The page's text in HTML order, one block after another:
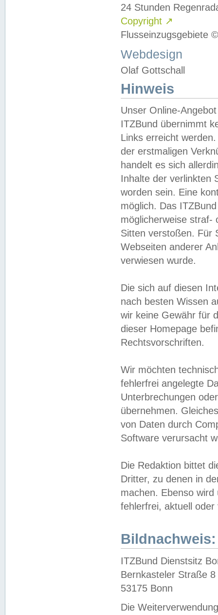
24 Stunden
Copyright ↗
Flusseinzugsgebiete
Webdesign
Olaf Gottschall
Hinweis
Unser Online-
ITZBund übernimmt
Links erreicht
der erstmaligen
handelt es sich
Inhalte der verlinkten
worden sein. Eine
möglich. Das
möglicherweise straf-
Sitten verstoßen. Für
Webseiten anderer
verwiesen wurde.
Die sich auf diesen
nach besten Wissen
wir keine Gewähr für
dieser Homepage
Rechtsvorschriften.
Wir möchten
fehlerfrei angelegte
Unterbrechungen
übernehmen.
von Daten durch
Software verursacht
Die Redaktion bittet
Dritter, zu denen in
machen. Ebenso
fehlerfrei, aktuell oder
Bildnachweis:
ITZBund Dienstsitz
Bernkasteler Straße 8
53175 Bonn
Die